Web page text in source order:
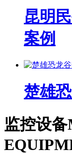
昆明
案例
楚雄
监控设备